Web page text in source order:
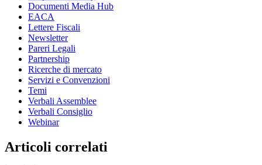
Documenti Media Hub
EACA
Lettere Fiscali
Newsletter
Pareri Legali
Partnership
Ricerche di mercato
Servizi e Convenzioni
Temi
Verbali Assemblee
Verbali Consiglio
Webinar
Articoli correlati